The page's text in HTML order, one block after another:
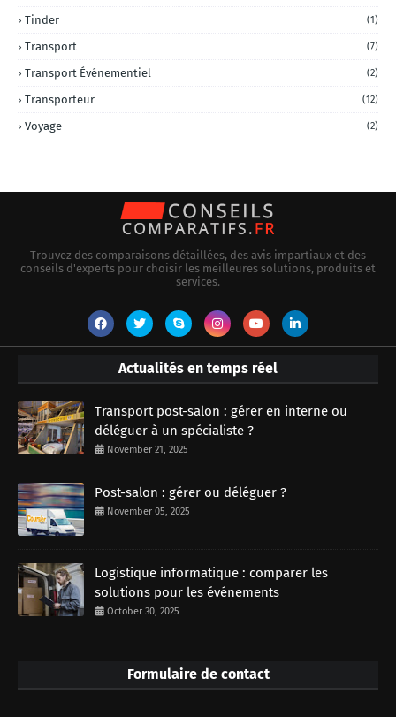
Tinder (1)
Transport (7)
Transport Événementiel (2)
Transporteur (12)
Voyage (2)
Trouvez des comparaisons détaillées, des avis impartiaux et des
conseils d'experts pour choisir les meilleures solutions, produits et
services.
Actualités en temps réel
Transport post-salon : gérer en interne ou
déléguer à un spécialiste ?
November 21, 2025
Post-salon : gérer ou déléguer ?
November 05, 2025
Logistique informatique : comparer les
solutions pour les événements
October 30, 2025
Formulaire de contact